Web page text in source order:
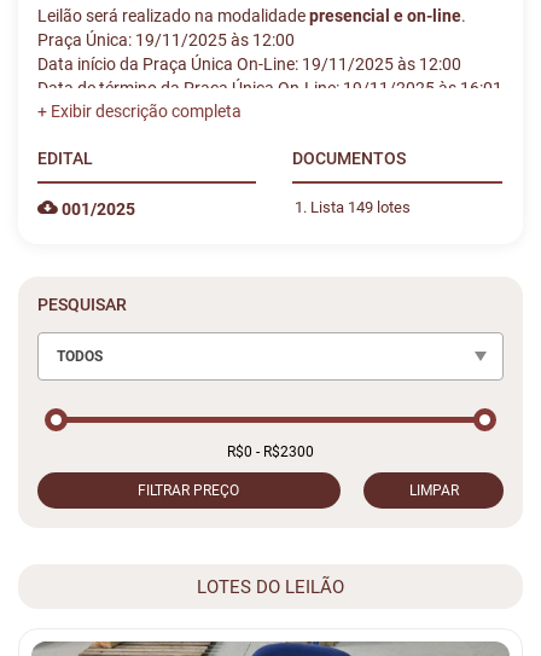
Leilão será realizado na modalidadepresencial e on-line.
Praça Única: 19/11/2025 às 12:00
Data início da Praça Única On-Line: 19/11/2025 às 12:00
Data de término da Praça Única On-Line: 19/11/2025 às 16:01
EDITAL
001/2025
DOCUMENTOS
Lista 149 lotes
PESQUISAR
TODOS
FILTRAR PREÇO LIMPAR
LOTES DO LEILÃO